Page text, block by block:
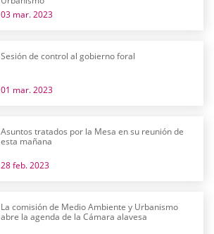
03 mar. 2023
Sesión de control al gobierno foral
01 mar. 2023
Asuntos tratados por la Mesa en su reunión de
esta mañana
28 feb. 2023
La comisión de Medio Ambiente y Urbanismo
abre la agenda de la Cámara alavesa